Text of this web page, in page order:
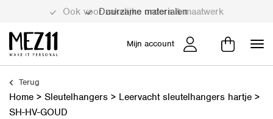
Duurzame materialen
Mijn account
Terug
Home > Sleutelhangers > Leervacht sleutelhangers hartje >
SH-HV-GOUD